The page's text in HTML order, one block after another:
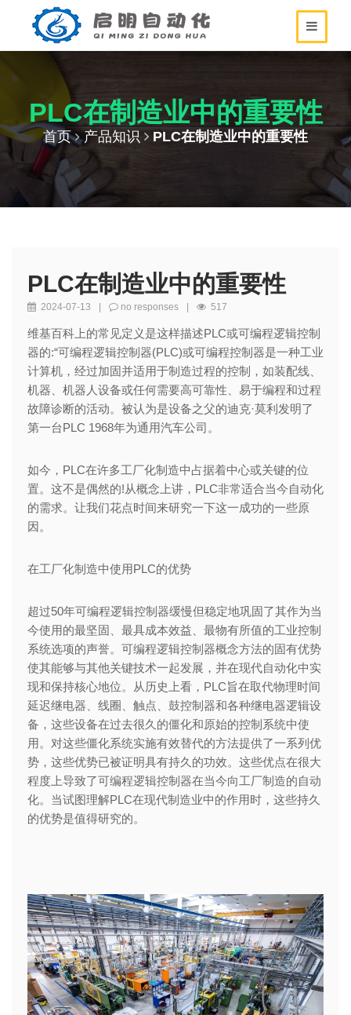
PLC在制造业中的重要性
首页 产品知识 PLC在制造业中的重要性
PLC在制造业中的重要性
2024-07-13 no responses 517
维基百科上的常见定义是这样描述PLC或可编程逻辑控制
器的:“可编程逻辑控制器(PLC)或可编程控制器是一种工业
计算机，经过加固并适用于制造过程的控制，如装配线、
机器、机器人设备或任何需要高可靠性、易于编程和过程
故障诊断的活动。被认为是设备之父的迪克·莫利发明了
第一台PLC 1968年为通用汽车公司。
如今，PLC在许多工厂化制造中占据着中心或关键的位
置。这不是偶然的!从概念上讲，PLC非常适合当今自动化
的需求。让我们花点时间来研究一下这一成功的一些原
因。
在工厂化制造中使用PLC的优势
超过50年可编程逻辑控制器缓慢但稳定地巩固了其作为当
今使用的最坚固、最具成本效益、最物有所值的工业控制
系统选项的声誉。可编程逻辑控制器概念方法的固有优势
使其能够与其他关键技术一起发展，并在现代自动化中实
现和保持核心地位。从历史上看，PLC旨在取代物理时间
延迟继电器、线圈、触点、鼓控制器和各种继电器逻辑设
备，这些设备在过去很久的僵化和原始的控制系统中使
用。对这些僵化系统实施有效替代的方法提供了一系列优
势，这些优势已被证明具有持久的功效。这些优点在很大
程度上导致了可编程逻辑控制器在当今向工厂制造的自动
化。当试图理解PLC在现代制造业中的作用时，这些持久
的优势是值得研究的。